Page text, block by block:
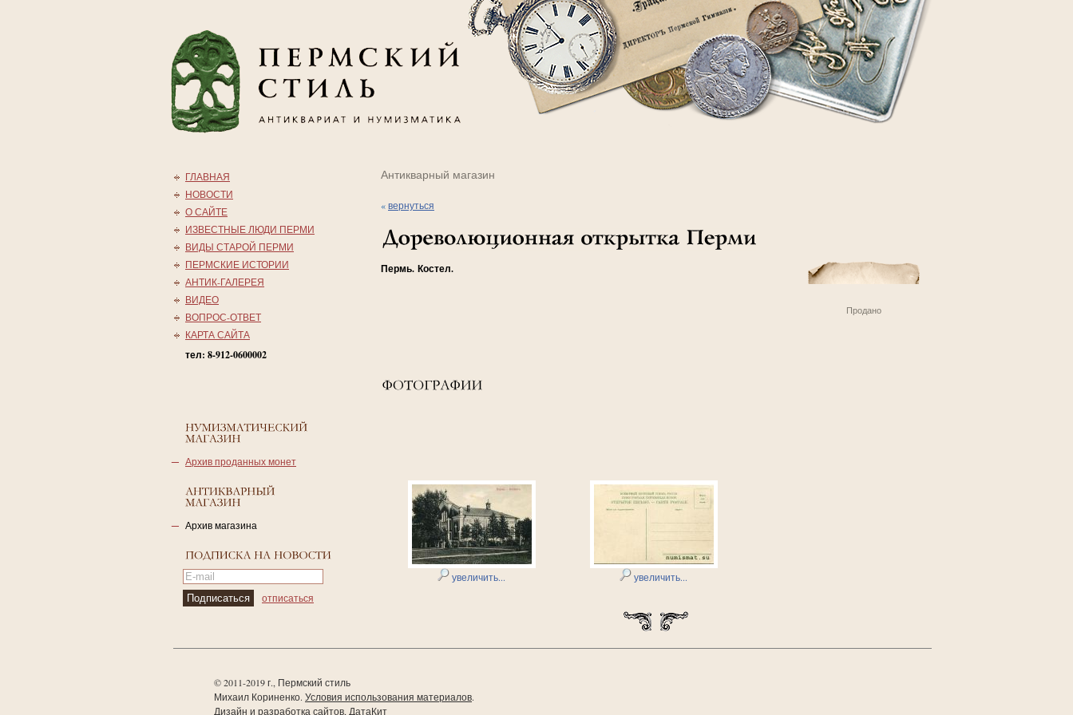
Антикварный магазин
«вернуться
Пермь. Костел.
Продано
увеличить... увеличить...
ГЛАВНАЯ
НОВОСТИ
О САЙТЕ
ИЗВЕСТНЫЕ ЛЮДИ ПЕРМИ
ВИДЫ СТАРОЙ ПЕРМИ
ПЕРМСКИЕ ИСТОРИИ
АНТИК-ГАЛЕРЕЯ
ВИДЕО
ВОПРОС-ОТВЕТ
КАРТА САЙТА
тел: 8-912-0600002
Архив проданных монет
Архив магазина
отписаться
© 2011-2019 г., Пермский стиль
Михаил Кориненко. Условия использования материалов.
Дизайн и разработка сайтов, ДатаКит